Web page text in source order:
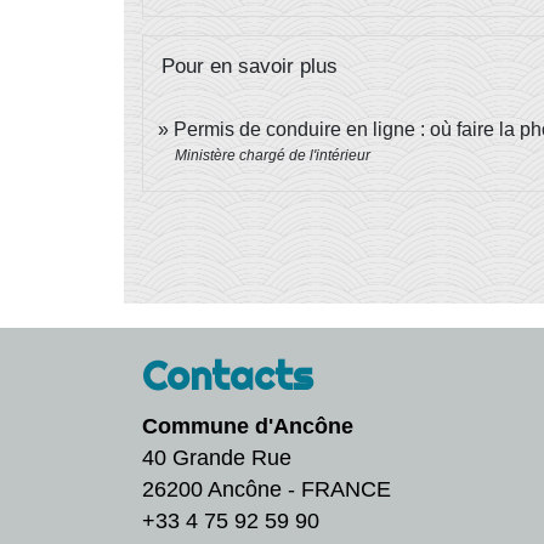
Pour en savoir plus
Permis de conduire en ligne : où faire la
Ministère chargé de l'intérieur
Contacts
Commune d'Ancône
40 Grande Rue
26200 Ancône - FRANCE
+33 4 75 92 59 90